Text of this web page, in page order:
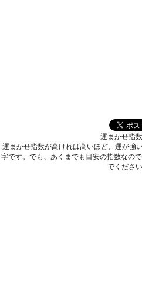
運まかせ指数
運まかせ指数が高ければ高いほど、運が強
字です。でも、あくまでも目安の指数なの
でください